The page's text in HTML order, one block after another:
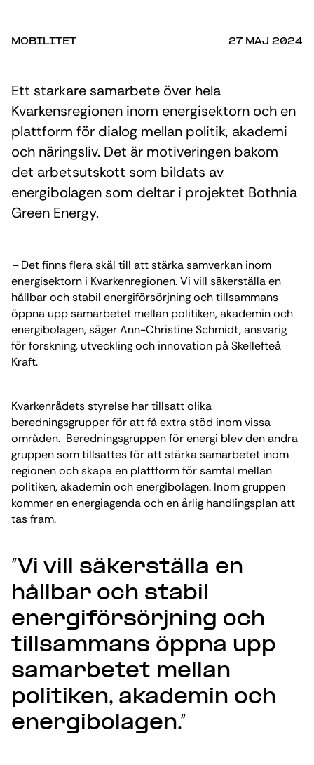
MOBILITET 27 MAJ 2024
Ett starkare samarbete över hela
Kvarkensregionen inom energisektorn och en
plattform för dialog mellan politik, akademi
och näringsliv. Det är motiveringen bakom
det arbetsutskott som bildats av
energibolagen som deltar i projektet Bothnia
Green Energy.
–Det finns flera skäl till att stärka samverkan inom
energisektorn i Kvarkenregionen. Vi vill säkerställa en
hållbar och stabil energiförsörjning och tillsammans
öppna upp samarbetet mellan politiken, akademin och
energibolagen, säger Ann-Christine Schmidt, ansvarig
för forskning, utveckling och innovation på Skellefteå
Kraft.
Kvarkenrådets styrelse har tillsatt olika
beredningsgrupper för att få extra stöd inom vissa
områden. Beredningsgruppen för energi blev den andra
gruppen som tillsattes för att stärka samarbetet inom
regionen och skapa en plattform för samtal mellan
politiken, akademin och energibolagen. Inom gruppen
kommer en energiagenda och en årlig handlingsplan att
tas fram.
”Vi vill säkerställa en
hållbar och stabil
energiförsörjning och
tillsammans öppna upp
samarbetet mellan
politiken, akademin och
energibolagen.”